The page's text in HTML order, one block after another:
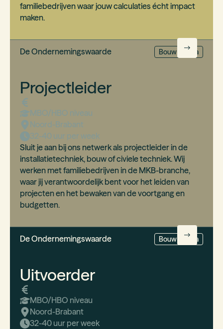
familiebedrijven waar jouw calculaties écht impact
maken.
De Ondernemingswaarde Bouw & Infra
Projectleider
MBO/HBO niveau
Noord-Brabant
32-40 uur per week
Sluit je aan bij ons netwerk als projectleider in de
installatietechniek, bouw of civiele techniek. Wij
werken met familiebedrijven in de MKB-branche,
waar jij verantwoordelijk bent voor het leiden van
projecten en het bewaken van de voortgang en
budgetten.
De Ondernemingswaarde Bouw & Infra
Uitvoerder
MBO/HBO niveau
Noord-Brabant
32-40 uur per week